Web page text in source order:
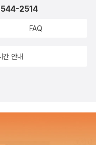
때는 참 재미있게 잘 읽었
서인지 무척 재미있게 읽었
2514
FAQ
간 안내